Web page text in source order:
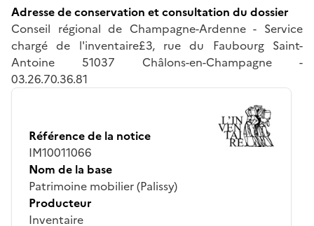
Adresse de conservation et consultation du dossier
Conseil régional de Champagne-Ardenne - Service
chargé de l'inventaire£3, rue du Faubourg Saint-
Antoine 51037 Châlons-en-Champagne -
03.26.70.36.81
Référence de la notice
IM10011066
Nom de la base
Patrimoine mobilier (Palissy)
Producteur
Inventaire